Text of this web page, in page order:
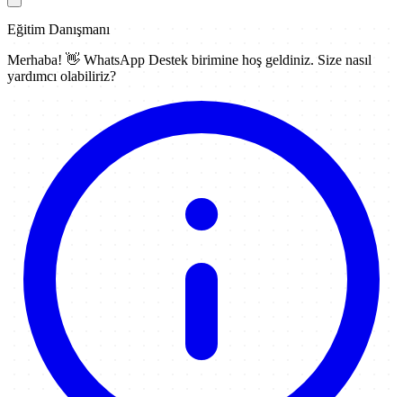
Eğitim Danışmanı
Merhaba! 👋 WhatsApp Destek birimine hoş geldiniz. Size nasıl
yardımcı olabiliriz?